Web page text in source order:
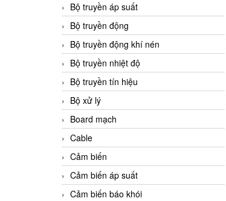
Bộ truyền áp suất
Bộ truyền động
Bộ truyền động khí nén
Bộ truyền nhiệt độ
Bộ truyền tín hiệu
Bộ xử lý
Board mạch
Cable
Cảm biến
Cảm biến áp suất
Cảm biến báo khói